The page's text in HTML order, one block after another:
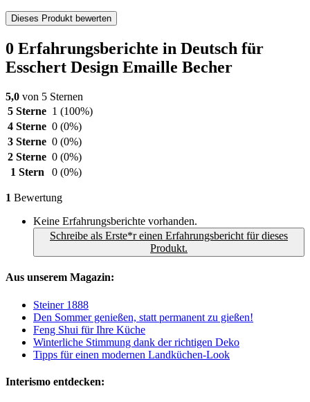
Dieses Produkt bewerten
0 Erfahrungsberichte in Deutsch für
Esschert Design Emaille Becher
5,0 von 5 Sternen
5 Sterne 1 (100%)
4 Sterne 0 (0%)
3 Sterne 0 (0%)
2 Sterne 0 (0%)
1 Stern
0 (0%)
1 Bewertung
Keine Erfahrungsberichte vorhanden.
Schreibe als Erste*r einen Erfahrungsbericht für dieses
Produkt.
Aus unserem Magazin:
Steiner 1888
Den Sommer genießen, statt permanent zu gießen!
Feng Shui für Ihre Küche
Winterliche Stimmung dank der richtigen Deko
Tipps für einen modernen Landküchen-Look
Interismo entdecken: